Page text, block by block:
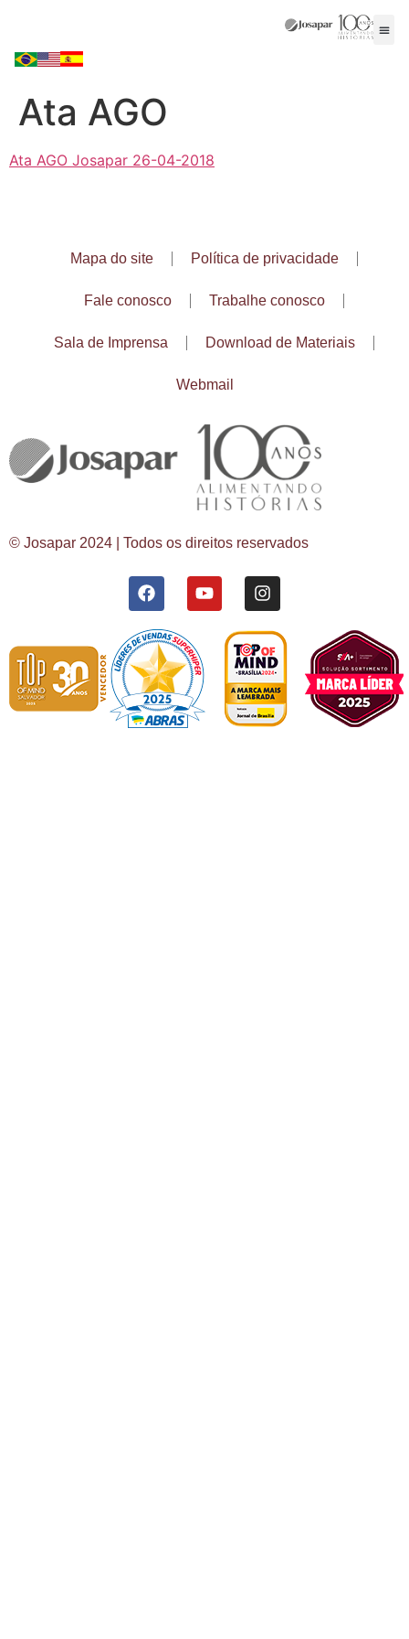
Ata AGO
Ata AGO Josapar 26-04-2018
Mapa do site Política de privacidade
Fale conosco Trabalhe conosco
Sala de Imprensa Download de Materiais
Webmail
© Josapar 2024 | Todos os direitos reservados